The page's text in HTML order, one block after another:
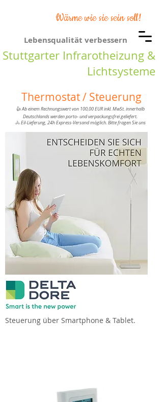
Stuttgarter Infrarotheizung &
Lichtsysteme
Lebensqualität verbessern
Wärme wie sie sein soll!
Thermostat / Steuerung
👍Ab einem Rechnungswert von 100,00 EUR inkl. MwSt. innerhalb
Deutschlands werden porto- und verpackungsfrei geliefert.
🚴Eil-Lieferung, 24h Express-Versand möglich. Bitte fragen Sie uns
Steuerung über Smartphone & Tablet.